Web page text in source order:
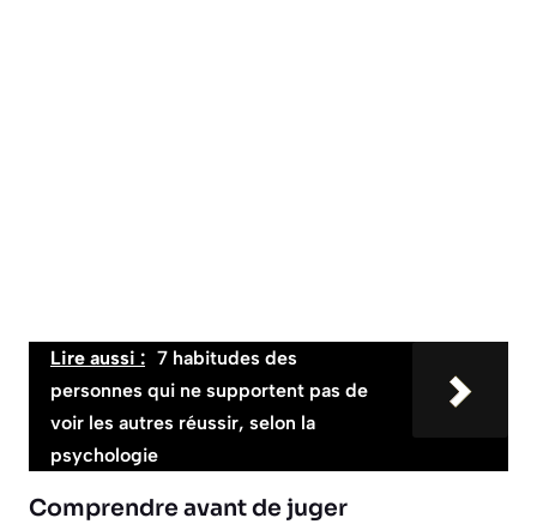
Lire aussi : 7 habitudes des
personnes qui ne supportent pas de
voir les autres réussir, selon la
psychologie
Comprendre avant de juger